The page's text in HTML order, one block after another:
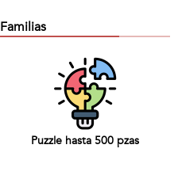
Familias
Puzzle hasta 500 pzas